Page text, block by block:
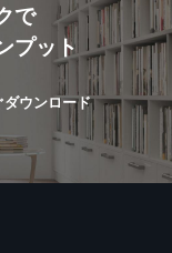
で
プット
ダウンロード